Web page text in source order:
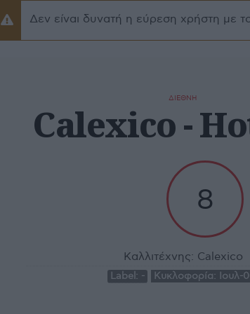
Προειδοποίσηση
Δεν είναι δυνατή η εύρεση χρήστη με
ΔΙΕΘΝΗ
Calexico -
8
Καλλιτέχνης: Calexico
Label: - Κυκλοφορία: Ιουλ-